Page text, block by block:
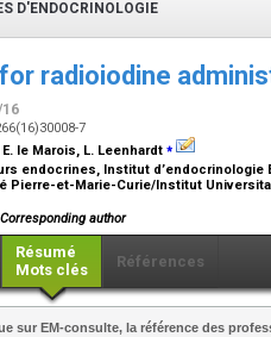
D'ENDOCRINOLOGIE
radioiodine
7
le Marois, L. Leenhardt ⁎
endocrines, Institut d’endocrinologie
Pierre-et-Marie-Curie/Institut
author
Résumé
Mots clés
Références
sur EM-consulte, la référence des